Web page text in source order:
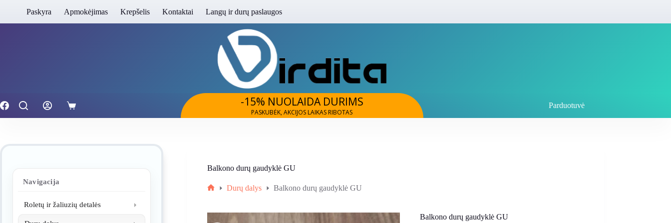
content
Paskyra Apmokėjimas Krepšelis Kontaktai Langų ir durų paslaugos
Shopping
cart
-15% NUOLAIDA DURIMS
PASKUBĖK, AKCIJOS LAIKAS RIBOTAS
Parduotuvė
Balkono durų gaudyklė GU
Durų dalys Balkono durų gaudyklė GU
Balkono durų gaudyklė GU
Navigacija
Roletų ir žaliuzių detalės